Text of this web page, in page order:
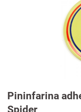
Pininfarina